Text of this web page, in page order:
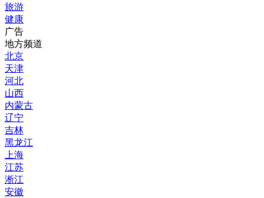
旅游
健康
广告
地方频道
北京
天津
河北
山西
内蒙古
辽宁
吉林
黑龙江
上海
江苏
淅江
安徽